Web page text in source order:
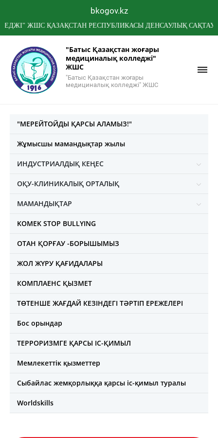
bkogov.kz
ҚАЗАҚСТАН РЕСПУБЛИКАСЫ ДЕНСАУЛЫҚ САҚТАУ
"Батыс Қазақстан жоғары
медициналық колледжі"
ЖШС
"Батыс Қазақстан жоғары
медициналық колледжі" ЖШС
"МЕРЕЙТОЙДЫ ҚАРСЫ АЛАМЫЗ!"
Жұмысшы мамандықтар жылы
ИНДУСТРИАЛДЫҚ КЕҢЕС
ОҚУ-КЛИНИКАЛЫҚ ОРТАЛЫҚ
МАМАНДЫҚТАР
KOMEK STOP BULLYING
ОТАН ҚОРҒАУ -БОРЫШЫМЫЗ
ЖОЛ ЖҮРУ ҚАҒИДАЛАРЫ
КОМПЛАЕНС ҚЫЗМЕТ
ТӨТЕНШЕ ЖАҒДАЙ КЕЗІНДЕГІ ТӘРТІП ЕРЕЖЕЛЕРІ
Бос орындар
ТЕРРОРИЗМГЕ ҚАРСЫ ІС-ҚИМЫЛ
Мемлекеттік қызметтер
Сыбайлас жемқорлыққа қарсы іс-қимыл туралы
Worldskills